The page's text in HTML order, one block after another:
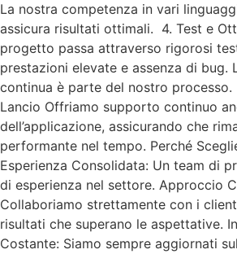
La nostra competenza in vari
assicura risultati ottimali. 4. Test e
progetto passa attraverso rigorosi
prestazioni elevate e assenza di bug.
continua è parte del nostro
Lancio Offriamo supporto continuo
dell’applicazione, assicurando che
performante nel tempo. Perché
Esperienza Consolidata: Un team di
di esperienza nel settore. Approccio
Collaboriamo strettamente con i
risultati che superano le aspettative.
Costante: Siamo sempre aggiornati